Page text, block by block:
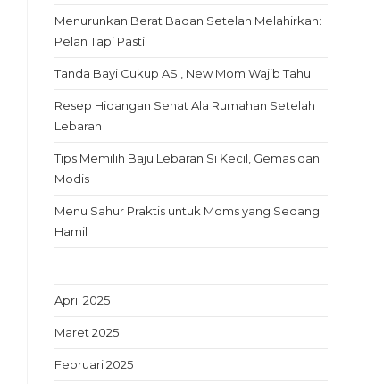
Menurunkan Berat Badan Setelah Melahirkan:
Pelan Tapi Pasti
Tanda Bayi Cukup ASI, New Mom Wajib Tahu
Resep Hidangan Sehat Ala Rumahan Setelah
Lebaran
Tips Memilih Baju Lebaran Si Kecil, Gemas dan
Modis
Menu Sahur Praktis untuk Moms yang Sedang
Hamil
April 2025
Maret 2025
Februari 2025